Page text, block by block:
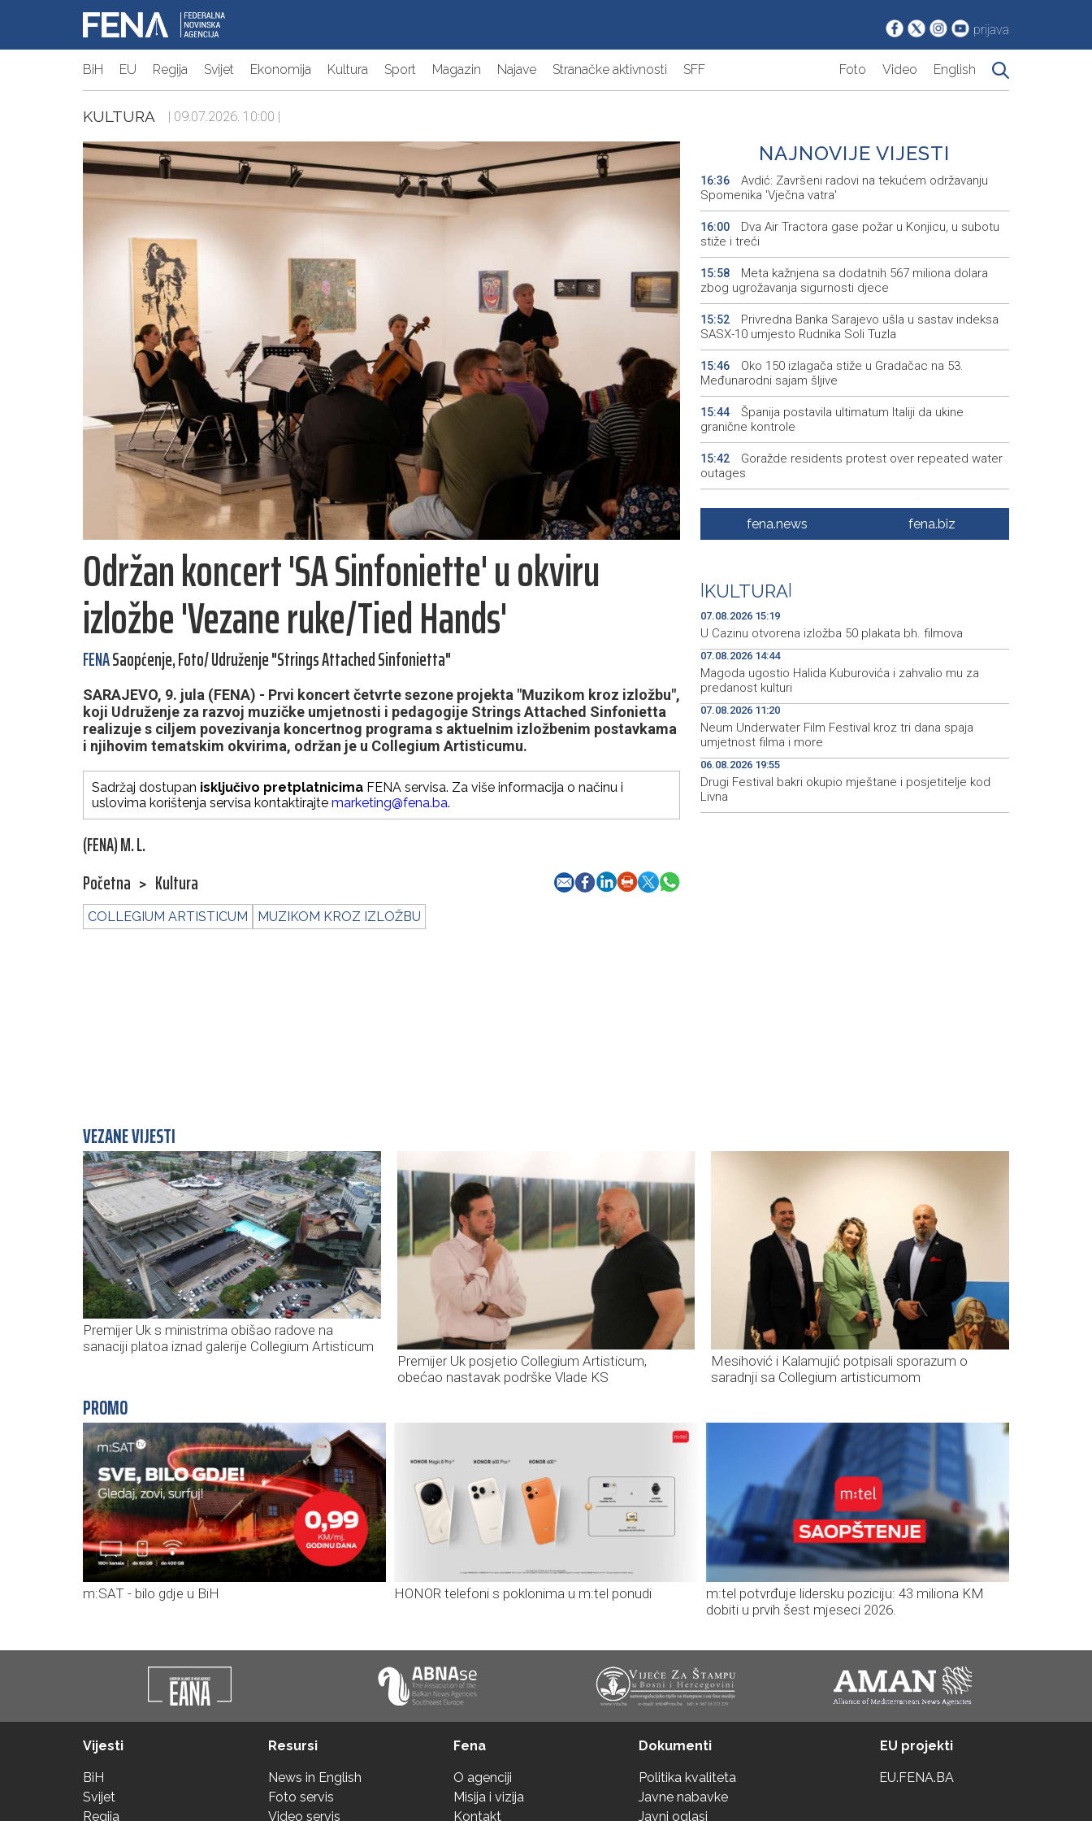
prijava
BiH EU Regija Svijet Ekonomija Kultura Sport Magazin Najave Stranačke aktivnosti SFF Foto Video English
KULTURA | 09.07.2026. 10:00 |
Održan koncert 'SA Sinfoniette' u okviru
izložbe 'Vezane ruke/Tied Hands'
FENASaopćenje, Foto/ Udruženje "Strings Attached Sinfonietta"
SARAJEVO, 9. jula (FENA) - Prvi koncert četvrte sezone projekta "Muzikom kroz izložbu",
koji Udruženje za razvoj muzičke umjetnosti i pedagogije Strings Attached Sinfonietta
realizuje s ciljem povezivanja koncertnog programa s aktuelnim izložbenim postavkama
i njihovim tematskim okvirima, održan je u Collegium Artisticumu.
Sadržaj dostupan isključivo pretplatnicima FENA servisa. Za više informacija o načinu i
uslovima korištenja servisa kontaktirajte marketing@fena.ba.
(FENA) M. L.
Početna > Kultura
COLLEGIUM ARTISTICUM MUZIKOM KROZ IZLOŽBU
NAJNOVIJE VIJESTI
16:36
Avdić: Završeni radovi na tekućem održavanju
Spomenika 'Vječna vatra'
16:00
Dva Air Tractora gase požar u Konjicu, u subotu
stiže i treći
15:58
Meta kažnjena sa dodatnih 567 miliona dolara
zbog ugrožavanja sigurnosti djece
15:52
Privredna Banka Sarajevo ušla u sastav indeksa
SASX-10 umjesto Rudnika Soli Tuzla
15:46
Oko 150 izlagača stiže u Gradačac na 53.
Međunarodni sajam šljive
15:44
Španija postavila ultimatum Italiji da ukine
granične kontrole
15:42
Goražde residents protest over repeated water
outages
Dani dijaspore Travnik 2026: Održan susret
gospodarstvenika
15:25
Na Sarajevskoj berzi sedmični promet 993.831
KM
fena.news fena.biz
KULTURA
07.08.2026 15:19
U Cazinu otvorena izložba 50 plakata bh. filmova
07.08.2026 14:44
Magoda ugostio Halida Kuburovića i zahvalio mu za
predanost kulturi
07.08.2026 11:20
Neum Underwater Film Festival kroz tri dana spaja
umjetnost filma i more
06.08.2026 19:55
Drugi Festival bakri okupio mještane i posjetitelje kod
Livna
VEZANE VIJESTI
Premijer Uk s ministrima obišao radove na
sanaciji platoa iznad galerije Collegium Artisticum
Premijer Uk posjetio Collegium Artisticum,
obećao nastavak podrške Vlade KS
Mesihović i Kalamujić potpisali sporazum o
saradnji sa Collegium artisticumom
PROMO
m:SAT - bilo gdje u BiH HONOR telefoni s poklonima u m:tel ponudi
m:tel potvrđuje lidersku poziciju: 43 miliona KM
dobiti u prvih šest mjeseci 2026.
Vijesti
BiH
Svijet
Regija
Resursi
News in English
Foto servis
Video servis
Fena
O agenciji
Misija i vizija
Kontakt
Dokumenti
Politika kvaliteta
Javne nabavke
Javni oglasi
EU projekti
EU.FENA.BA